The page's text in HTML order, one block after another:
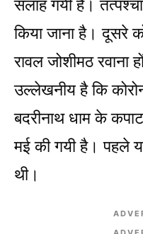
सलाह गयी है।
किया जाना है। दूसरे
रावल जोशीमठ रवाना
उल्लेखनीय है कि
बदरीनाथ धाम के
मई की गयी है। पहले
थी।